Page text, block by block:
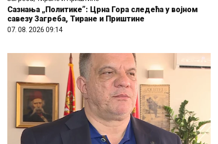
Сазнања „Политике”: Црна Гора следећа у војном
савезу Загреба, Тиране и Приштине
07. 08. 2026 09:14